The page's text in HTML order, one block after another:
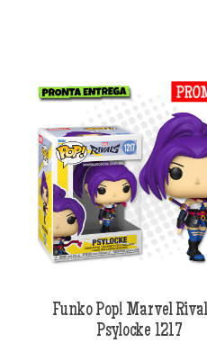
Funko Pop! Marvel
Psylocke 1217